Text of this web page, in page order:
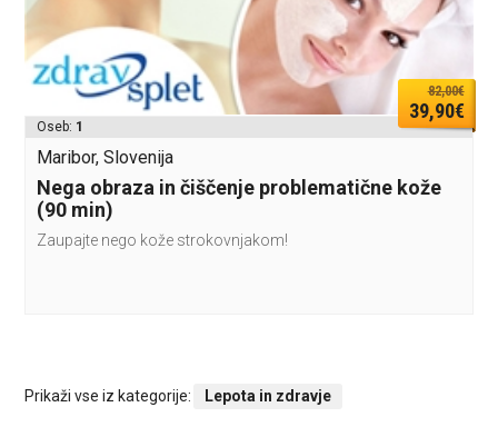
82,00€
39,90€
Oseb: 1
Maribor, Slovenija
Nega obraza in čiščenje problematične kože
(90 min)
Zaupajte nego kože strokovnjakom!
Prikaži vse iz kategorije: Lepota in zdravje